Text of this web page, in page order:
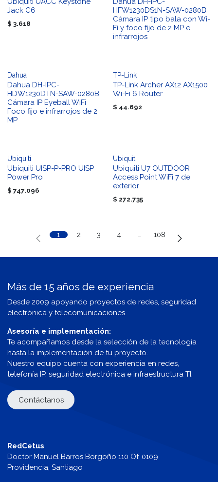
Jack C6
$ 3.618
HFW1230DS1N-SAW-0280B
Cámara IP tipo bala con Wi-
Fi y foco fijo de 2 MP e
infrarrojos
Dahua DH-IPC-
HDW1230DTN-SAW-0280B
Cámara IP Eyeball WiFi
Foco fijo e infrarrojos de 2
MP
Dahua
TP-Link Archer AX12 AX1500
Wi-Fi 6 Router
$ 44.692
TP-Link
Ubiquiti UISP-P-PRO UISP
Power Pro
$ 747.096
Ubiquiti
Ubiquiti U7 OUTDOOR
Access Point WiFi 7 de
exterior
$ 272.735
Ubiquiti
1 2 3 4 … 108
Más de 15 años de experiencia
Desde 2009 apoyando proyectos de redes, seguridad
electrónica y telecomunicaciones.
Asesoría e implementación:
Te acompañamos desde la selección de la tecnología
hasta la implementación de tu proyecto.
Nuestro equipo cuenta con experiencia en redes,
telefonía IP, seguridad electrónica e infraestructura TI.
Contáctanos
RedCetus
Doctor Manuel Barros Borgoño 110 Of. 0109
Providencia, Santiago